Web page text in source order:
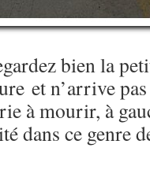
bien la
et n’arrive
à mourir, à
dans ce genre